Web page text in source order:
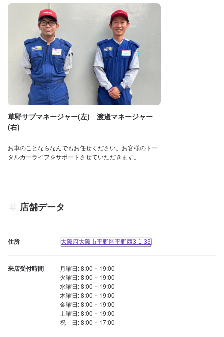
草野サブマネージャー(左) 渡邊マネージャー
(右)
お車のことならなんでもお任せください。お客様のトー
タルカーライフをサポートさせていただきます。
店舗データ
住所 大阪府大阪市平野区平野西3-1-33
来店受付時間
月曜日: 8:00 ~ 19:00
火曜日: 8:00 ~ 19:00
水曜日: 8:00 ~ 19:00
木曜日: 8:00 ~ 19:00
金曜日: 8:00 ~ 19:00
土曜日: 8:00 ~ 19:00
祝　日: 8:00 ~ 17:00